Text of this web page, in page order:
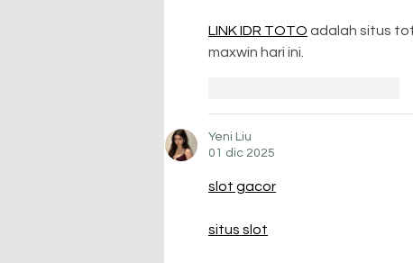
LINK IDR TOTO adalah situs
maxwin hari ini.
Yeni Liu
01 dic 2025
slot gacor
situs slot